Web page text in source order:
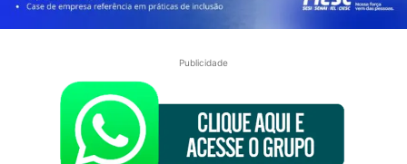
Publicidade